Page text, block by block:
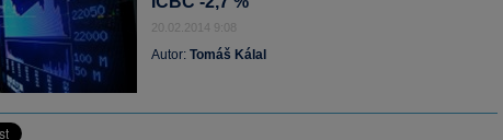
20.02.2014 9:08
Autor: Tomáš Kálal